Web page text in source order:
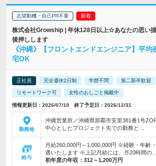
志望動機・自己PR不要
株式会社Growship | 年休128日以上☆あなたの思い
後押しします
《沖縄》【フロントエンドエンジニア】平
宅OK
正社員 完全週休2日制 学歴不問 第二新卒歓迎
リモートワーク可 女性のおしごと掲載中
情報更新日：2026/07/10 終了予定日：2026/12/31
勤務地
沖縄営業所／沖縄県那覇市安里381番1号
中心としたプロジェクト先での勤務と…
給与
月給260,000円～1,000,000円 ※経験・年齢
遇いたします ※上記月給には、月20時間の…
初年度の年収： 312～1,200万円